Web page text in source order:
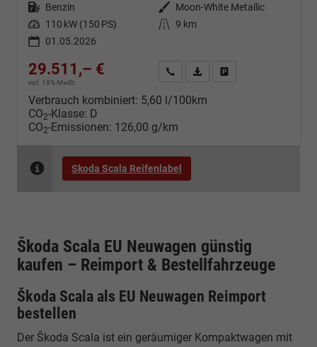
Kraftstoff Benzin Außenfarbe Moon-White Metallic
Leistung 110 kW (150 PS) Kilometerstand 9 km
01.05.2026
29.511,– €
incl. 19% MwSt.
Kontakt & Angebot anfordern
PDF-Datei, Fahrzeugexposé
Verbrauch kombiniert: 5,60 l/100km
CO2-Klasse: D
CO2-Emissionen: 126,00 g/km
Skoda Scala Reifenlabel
Škoda Scala EU Neuwagen günstig
kaufen – Reimport & Bestellfahrzeuge
Škoda Scala als EU Neuwagen Reimport
bestellen
Der Škoda Scala ist ein geräumiger Kompaktwagen mit